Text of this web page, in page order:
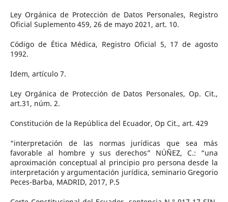
Ley Orgánica de Protección de Datos Personales, Registro
Oficial Suplemento 459, 26 de mayo 2021, art. 10.
Código de Ética Médica, Registro Oficial 5, 17 de agosto
1992.
Idem, artículo 7.
Ley Orgánica de Protección de Datos Personales, Op. Cit.,
art.31, núm. 2.
Constitución de la República del Ecuador, Op Cit., art. 429
“interpretación de las normas jurídicas que sea más
favorable al hombre y sus derechos” NÚÑEZ, C.: “una
aproximación conceptual al principio pro persona desde la
interpretación y argumentación jurídica, seminario Gregorio
Peces-Barba, MADRID, 2017, P.5